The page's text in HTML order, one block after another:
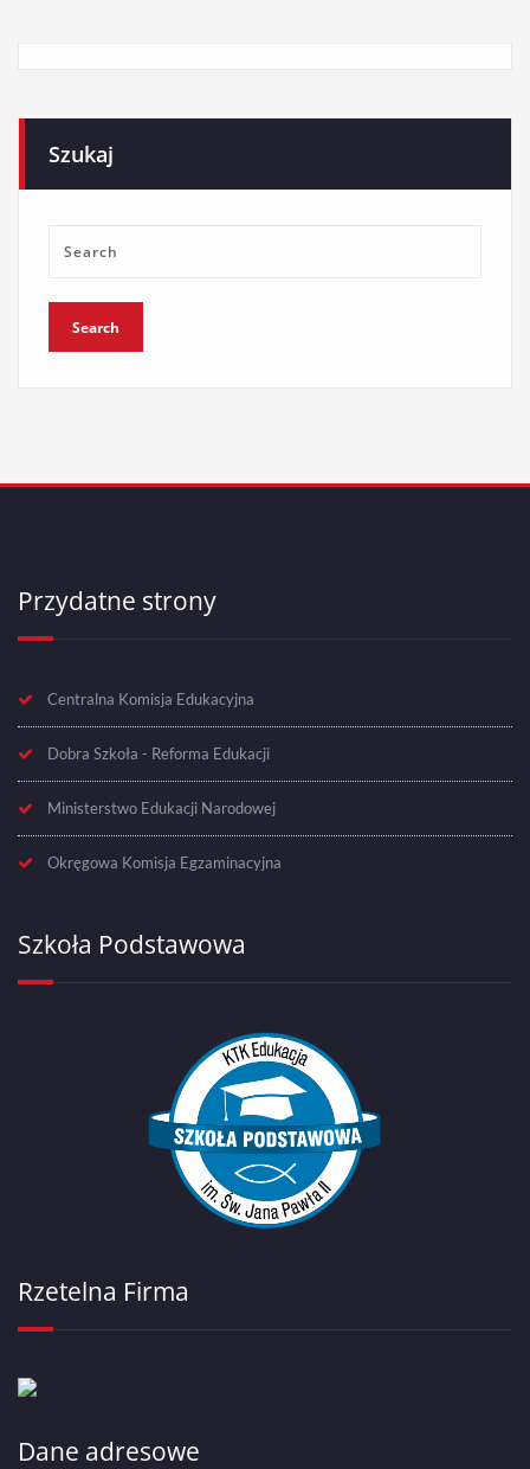
Szukaj
Przydatne strony
Centralna Komisja Edukacyjna
Dobra Szkoła - Reforma Edukacji
Ministerstwo Edukacji Narodowej
Okręgowa Komisja Egzaminacyjna
Szkoła Podstawowa
Rzetelna Firma
Dane adresowe